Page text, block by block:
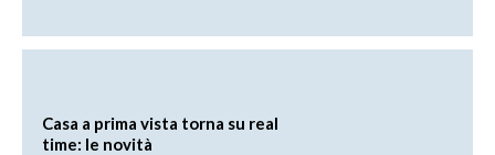
Casa a prima vista torna su real
time: le novità